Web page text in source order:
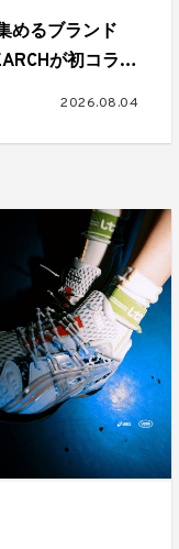
めるブランド
が初コラボ
2026.08.04